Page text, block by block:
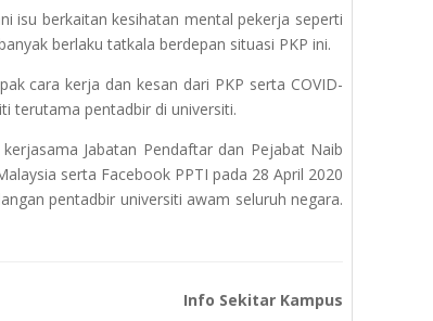
isu berkaitan kesihatan mental pekerja seperti
berlaku tatkala berdepan situasi PKP ini.
cara kerja dan kesan dari PKP serta COVID-
terutama pentadbir di universiti.
Jabatan Pendaftar dan Pejabat Naib
serta Facebook PPTI pada 28 April 2020
pentadbir universiti awam seluruh negara.
Info Sekitar Kampus